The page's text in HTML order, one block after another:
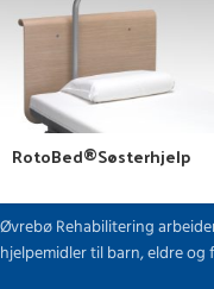
RotoBed®Søsterhjelp
Øvrebø Rehabilitering
hjelpemidler til barn, eldre og